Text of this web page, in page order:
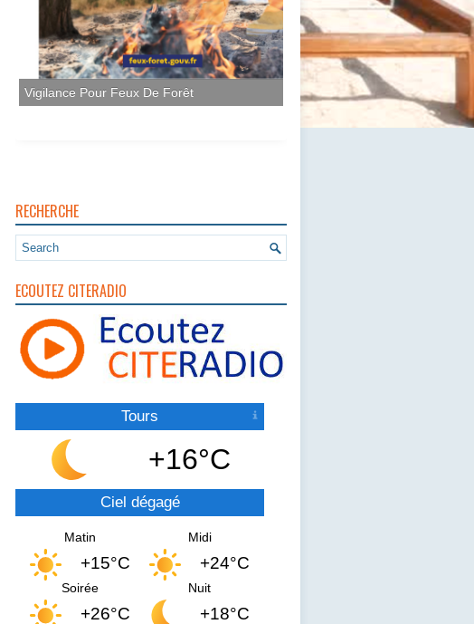
Vigilance Pour Feux De Forêt
RECHERCHE
ECOUTEZ CITERADIO
Tours
+16°C
Ciel dégagé
Matin
+15°C
Midi
+24°C
Soirée
+26°C
Nuit
+18°C